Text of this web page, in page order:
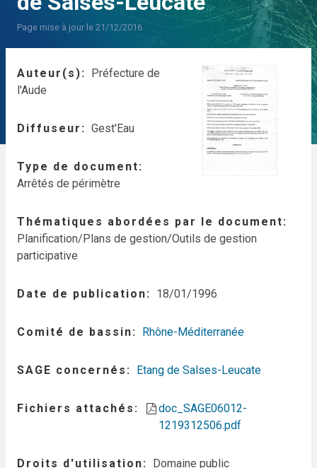
Page mise à jour le 21/12/2016
Auteur(s)
Préfecture de
l'Aude
Diffuseur Gest'Eau
Type de document
Arrêtés de périmètre
Thématiques abordées par le document
Planification/Plans de gestion/Outils de gestion
participative
Date de publication 18/01/1996
Comité de bassin Rhône-Méditerranée
SAGE concernés Etang de Salses-Leucate
Fichiers attachés
doc_SAGE06012-
1219312506.pdf
Droits d'utilisation Domaine public